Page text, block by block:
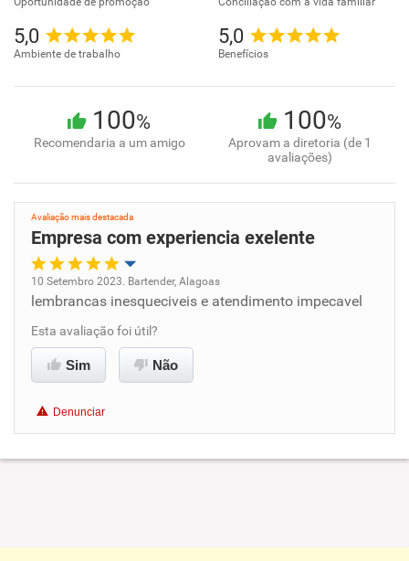
5,0
Ambiente de trabalho
5,0
Benefícios
100%
Recomendaria a um amigo
100%
Aprovam a diretoria (de 1
avaliações)
Avaliação mais destacada
Empresa com experiencia exelente
Oportunidade de promoção
Ambiente de trabalho
Benefícios
10 Setembro 2023. Bartender, Alagoas
lembrancas inesqueciveis e atendimento impecavel
Esta avaliação foi útil?
Sim Não
Denunciar